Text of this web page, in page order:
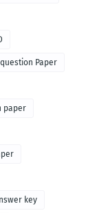
Paper
paper
key